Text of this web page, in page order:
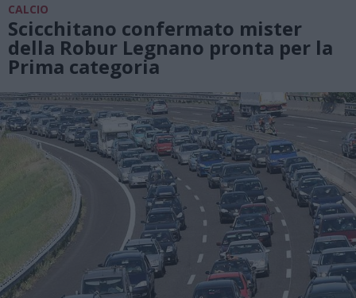
CALCIO
Scicchitano confermato mister
della Robur Legnano pronta per la
Prima categoria